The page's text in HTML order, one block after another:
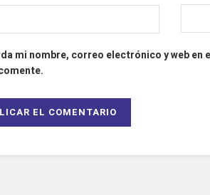
mi nombre, correo electrónico y web en